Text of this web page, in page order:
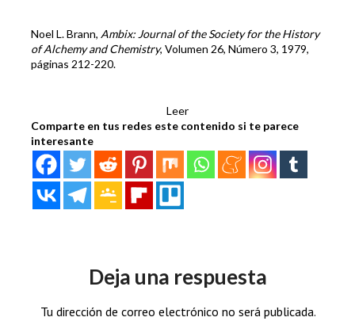
Noel L. Brann, Ambix: Journal of the Society for the History
of Alchemy and Chemistry, Volumen 26, Número 3, 1979,
páginas 212-220.
Leer
Comparte en tus redes este contenido si te parece
interesante
Deja una respuesta
Tu dirección de correo electrónico no será publicada.